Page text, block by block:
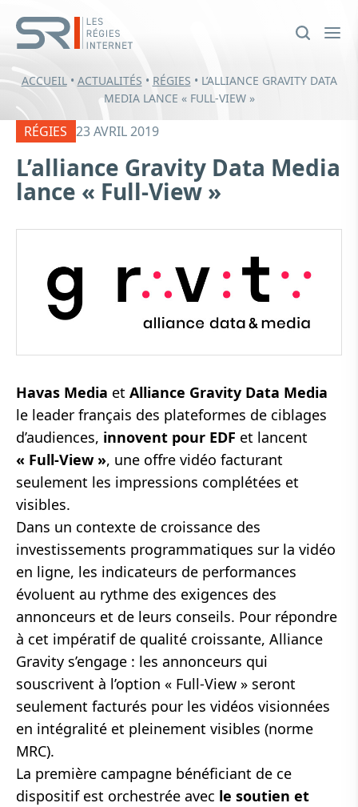
ACCUEIL• ACTUALITÉS • RÉGIES • L’ALLIANCE GRAVITY DATA
MEDIA LANCE « FULL-VIEW »
RÉGIES 23 AVRIL 2019
L’alliance Gravity Data Media
lance « Full-View »
Havas Media et Alliance Gravity Data Media
le leader français des plateformes de ciblages
d’audiences, innovent pour EDF et lancent
« Full-View », une offre vidéo facturant
seulement les impressions complétées et
visibles.
Dans un contexte de croissance des
investissements programmatiques sur la vidéo
en ligne, les indicateurs de performances
évoluent au rythme des exigences des
annonceurs et de leurs conseils. Pour répondre
à cet impératif de qualité croissante, Alliance
Gravity s’engage : les annonceurs qui
souscrivent à l’option « Full-View » seront
seulement facturés pour les vidéos visionnées
en intégralité et pleinement visibles (norme
MRC).
La première campagne bénéficiant de ce
dispositif est orchestrée avec le soutien et